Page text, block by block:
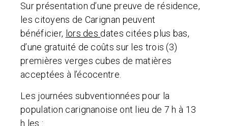
Sur présentation d’une preuve de résidence,
les citoyens de Carignan peuvent
bénéficier, lors des dates citées plus bas,
d’une gratuité de coûts sur les trois (3)
premières verges cubes de matières
acceptées à l’écocentre.
Les journées subventionnées pour la
population carignanoise ont lieu de 7 h à 13
h les :